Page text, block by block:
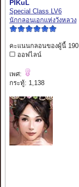
PIKuL
Special Class LV6
นักกลอนเอกแห่งวังหลวง
คะแนนกลอนของผู้นี้ 190
ออฟไลน์
เพศ:
กระทู้: 1,138